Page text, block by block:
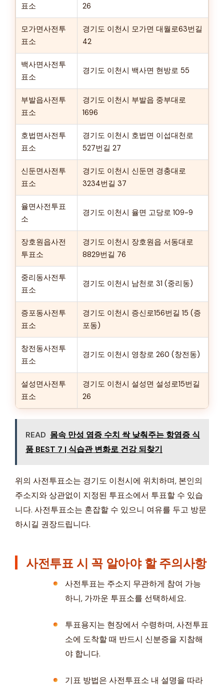
표소
26
모가면사전투
표소
경기도 이천시 모가면 대월로63번길
42
백사면사전투
표소
경기도 이천시 백사면 현방로 55
부발읍사전투
표소
경기도 이천시 부발읍 중부대로
1696
호법면사전투
표소
경기도 이천시 호법면 이섭대천로
527번길 27
신둔면사전투
표소
경기도 이천시 신둔면 경충대로
3234번길 37
율면사전투표
소
경기도 이천시 율면 고당로 109-9
장호원읍사전
투표소
경기도 이천시 장호원읍 서동대로
8829번길 76
중리동사전투
표소
경기도 이천시 남천로 31 (중리동)
증포동사전투
표소
경기도 이천시 증신로156번길 15 (증
포동)
창전동사전투
표소
경기도 이천시 영창로 260 (창전동)
설성면사전투
표소
경기도 이천시 설성면 설성로15번길
26
READ 몸속 만성 염증 수치 싹 낮춰주는 항염증 식
품 BEST 7 | 식습관 변화로 건강 되찾기
위의 사전투표소는 경기도 이천시에 위치하며, 본인의
주소지와 상관없이 지정된 투표소에서 투표할 수 있습
니다. 사전투표소는 혼잡할 수 있으니 여유를 두고 방문
하시길 권장드립니다.
사전투표 시 꼭 알아야 할 주의사항
사전투표는 주소지 무관하게 참여 가능
하니, 가까운 투표소를 선택하세요.
투표용지는 현장에서 수령하며, 사전투표
소에 도착할 때 반드시 신분증을 지참해
야 합니다.
기표 방법은 사전투표소 내 설명을 따라